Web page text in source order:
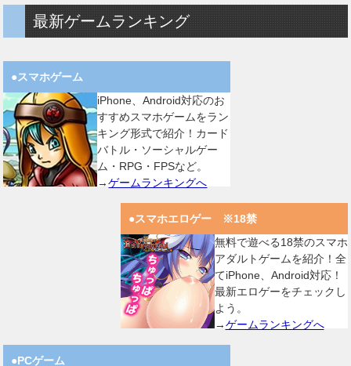
最新ゲームランキング
●スマホゲーム
iPhone、Android対応のお
すすめスマホゲームをラン
キング形式で紹介！カード
バトル・ソーシャルゲー
ム・RPG・FPSなど。
→ゲームランキングへ
●スマホエロゲー ※18禁
無料で遊べる18禁のスマホ
アダルトゲームを紹介！全
てiPhone、Android対応！
最新エロゲーをチェックし
よう。
→ゲームランキングへ
●PCゲーム